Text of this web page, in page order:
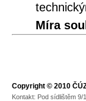
Míra
Copyright © 2010
Kontakt: Pod sídlištěm 9/